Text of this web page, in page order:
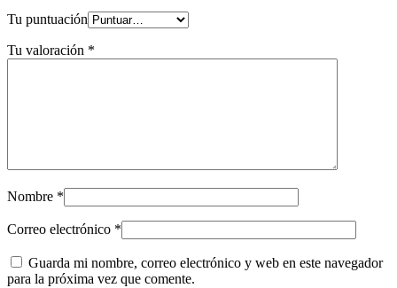
Tu puntuación
Tu valoración *
Nombre *
Correo electrónico *
Guarda mi nombre, correo electrónico y web en este navegador
para la próxima vez que comente.